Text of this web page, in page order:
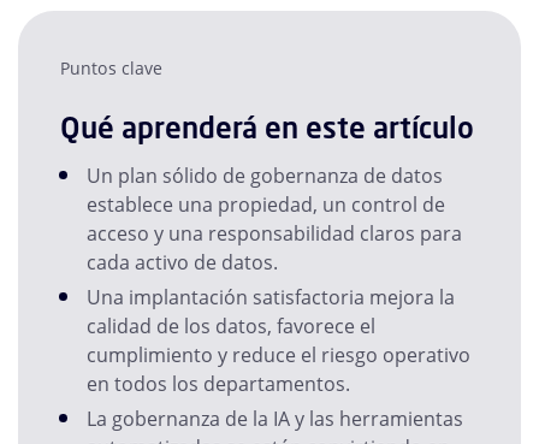
Puntos clave
Qué aprenderá en este artículo
Un plan sólido de gobernanza de datos
establece una propiedad, un control de
acceso y una responsabilidad claros para
cada activo de datos.
Una implantación satisfactoria mejora la
calidad de los datos, favorece el
cumplimiento y reduce el riesgo operativo
en todos los departamentos.
La gobernanza de la IA y las herramientas